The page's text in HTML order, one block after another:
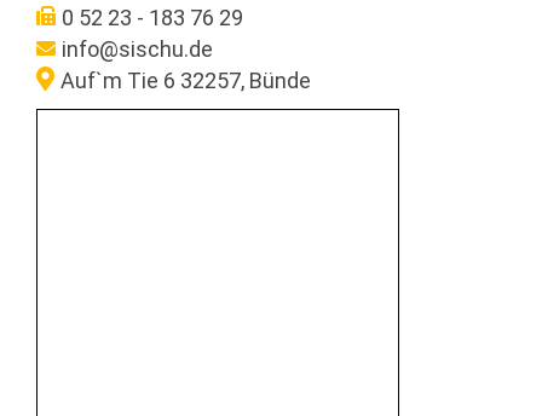
0 52 23 - 183 76 29
info@sischu.de
Auf`m Tie 6 32257, Bünde